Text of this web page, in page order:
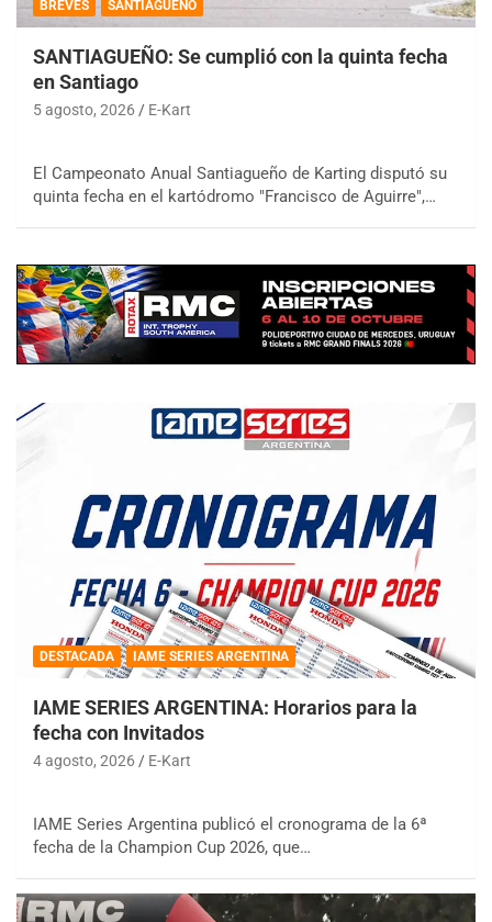
BREVES SANTIAGUEÑO
SANTIAGUEÑO: Se cumplió con la quinta fecha
en Santiago
5 agosto, 2026 E-Kart
El Campeonato Anual Santiagueño de Karting disputó su
quinta fecha en el kartódromo "Francisco de Aguirre",…
DESTACADA IAME SERIES ARGENTINA
IAME SERIES ARGENTINA: Horarios para la
fecha con Invitados
4 agosto, 2026 E-Kart
IAME Series Argentina publicó el cronograma de la 6ª
fecha de la Champion Cup 2026, que…